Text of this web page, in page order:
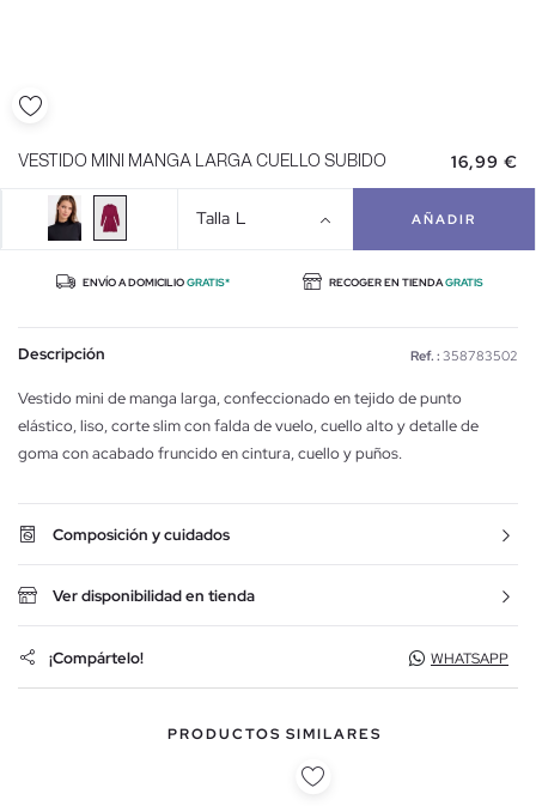
VESTIDO MINI MANGA LARGA CUELLO SUBIDO 16,99 €
Talla L AÑADIR
ENVÍO A DOMICILIOGRATIS* RECOGER EN TIENDAGRATIS
Descripción Ref. : 358783502
Vestido mini de manga larga, confeccionado en tejido de punto
elástico, liso, corte slim con falda de vuelo, cuello alto y detalle de
goma con acabado fruncido en cintura, cuello y puños.
Composición y cuidados
Ver disponibilidad en tienda
¡Compártelo! WHATSAPP
PRODUCTOS SIMILARES